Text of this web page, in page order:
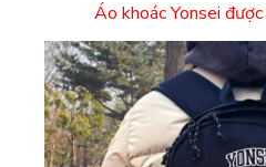
Áo khoác Yonsei